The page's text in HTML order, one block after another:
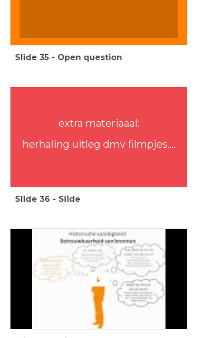
Slide 35 - Open question
extra materiaaal:
herhaling uitleg dmv filmpjes....
Slide 36 - Slide